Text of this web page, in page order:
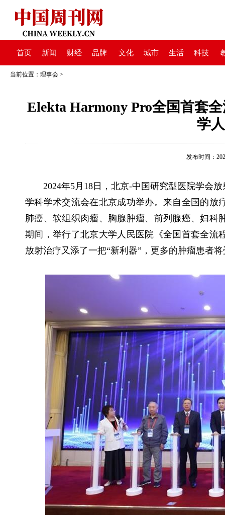
首页 新闻 财经 品牌 文化 城市 生活 科技
当前位置： 理事会 >
Elekta Harmony Pro全国首套
学
发布时间：
2024年5月18日，北京-中国研究型医院学会
学科学术交流会在北京成功举办。来自全国的放
肺癌、软组织肉瘤、胸腺肿瘤、前列腺癌、妇
期间，举行了北京大学人民医院《全国首套全流
放射治疗又添了一把“新利器”，更多的肿瘤患者